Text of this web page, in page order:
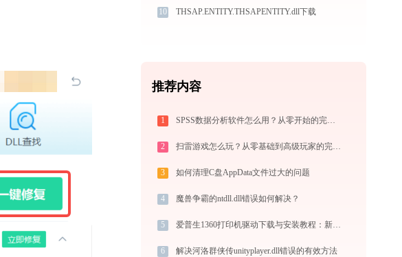
10 THSAP.ENTITY.THSAPENTITY.dll下载
推荐内容
1 SPSS数据分析软件怎么用？从零开始的完整操作指南（附实战案例）
2 扫雷游戏怎么玩？从零基础到高级玩家的完全攻略（附必胜技巧）
3 如何清理C盘AppData文件过大的问题
4 魔兽争霸的ntdll.dll错误如何解决？
5 爱普生1360打印机驱动下载与安装教程：新手也能轻松搞定
6 解决河洛群侠传unityplayer.dll错误的有效方法